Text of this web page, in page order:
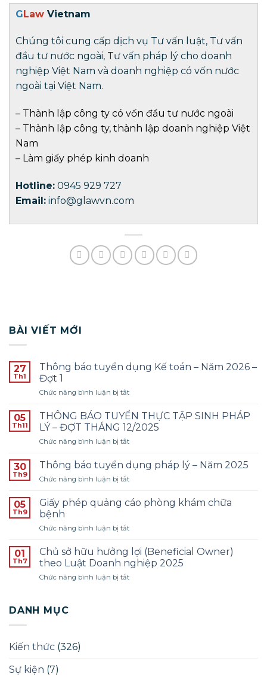
GLaw Vietnam
Chúng tôi cung cấp dịch vụ Tư vấn luật, Tư vấn
đầu tư nước ngoài, Tư vấn pháp lý cho doanh
nghiệp Việt Nam và doanh nghiệp có vốn nước
ngoài tại Việt Nam.
– Thành lập công ty có vốn đầu tư nước ngoài
– Thành lập công ty, thành lập doanh nghiệp Việt
Nam
– Làm giấy phép kinh doanh
Hotline: 0945 929 727
Email: info@glawvn.com
BÀI VIẾT MỚI
27
Th1
Thông báo tuyển dụng Kế toán – Năm 2026 –
Đợt 1
Chức năng bình luận bị tắtở
báo
tuyển
dụng
Kế
–
2026
Đợt
05
Th11
THÔNG BÁO TUYỂN THỰC TẬP SINH PHÁP
LÝ – ĐỢT THÁNG 12/2025
Chức năng bình luận bị tắtở
BÁO
TUYỂN
THỰC
SINH
–
THÁNG
12/2025
30
Th9
Thông báo tuyển dụng pháp lý – Năm 2025
Chức năng bình luận bị tắtở
báo
tuyển
pháp
–
Năm
2025
05
Th9
Giấy phép quảng cáo phòng khám chữa
bệnh
Chức năng bình luận bị tắtở
phép
quảng
cáo
phòng
01
Th7
Chủ sở hữu hưởng lợi (Beneficial Owner)
theo Luật Doanh nghiệp 2025
Chức năng bình luận bị tắtở
DANH MỤC
Kiến thức (326)
Sự kiện (7)